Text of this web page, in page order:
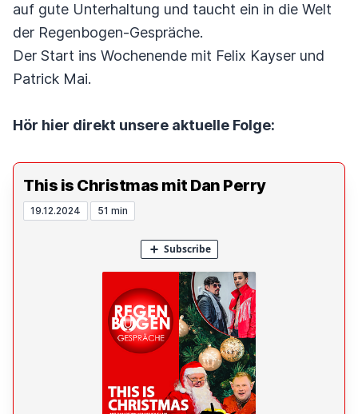
auf gute Unterhaltung und taucht ein in die Welt
der Regenbogen-Gespräche.
Der Start ins Wochenende mit Felix Kayser und
Patrick Mai.
Hör hier direkt unsere aktuelle Folge:
This is Christmas mit Dan Perry
19.12.2024 51 min